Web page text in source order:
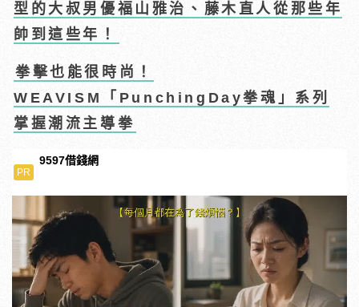
型的大叔男優福山雅治、藤木直人從那些年
帥到這些年！
拳擊也能很時尚！
WEAVISM「PunchingDay拳魂」系列
掌握潮流主導拳
PR
9597借錢網